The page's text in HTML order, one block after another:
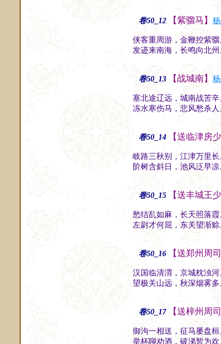
卷50_12 【紫骝马】
侠客重周游，金鞭控紫
发迹来南海，长鸣向北
卷50_13 【战城南】
塞北途辽远，城南战苦
冻水寒伤马，悲风愁杀
卷50_14 【送临津房
岐路三秋别，江津万里
阶树含斜日，池风泛早
卷50_15 【送丰城王
愁结乱如麻，长天照落
左尉才何屈，东关望渐
卷50_16 【送郑州周
汉国临清渭，京城枕浊
望极关山远，秋深烟雾
卷50_17 【送梓州周
御沟一相送，征马屡盘
举杯聊劝酒，破涕暂为